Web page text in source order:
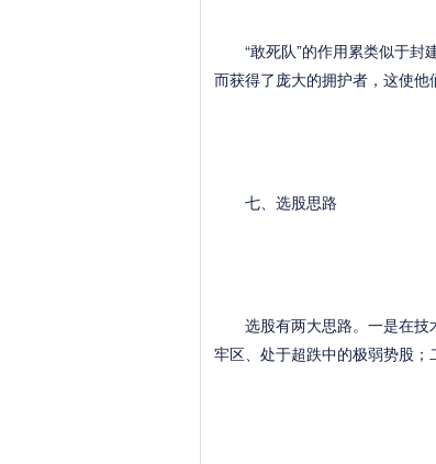
“敢死队”的作用累类似于封
而获得了庞大的拥护者，这使他
七、选股思路
选股有两大思路。一是在技
牢区、处于超跌中的极弱势股；